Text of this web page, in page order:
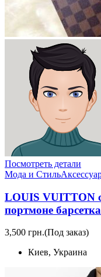
Посмотреть детали
Мода и Стиль
LOUIS VUITTON
портмоне
3,500 грн.(Под заказ)
Киев, Украина